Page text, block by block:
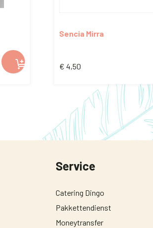
Sencia Mirra
€ 4,50
Service
Catering Dingo
Pakkettendienst
Moneytransfer